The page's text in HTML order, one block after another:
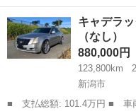
ー名： ポルシェ ■ 車種名
グレード ティプトロニッ
ＯＳＥ ...
その他
キャデラ
（なし）
880,000円
123,800km
新潟市
■ 支払総額: 101.4万円 ■ 車両本体価格： 880,000 円 ■ メーカー